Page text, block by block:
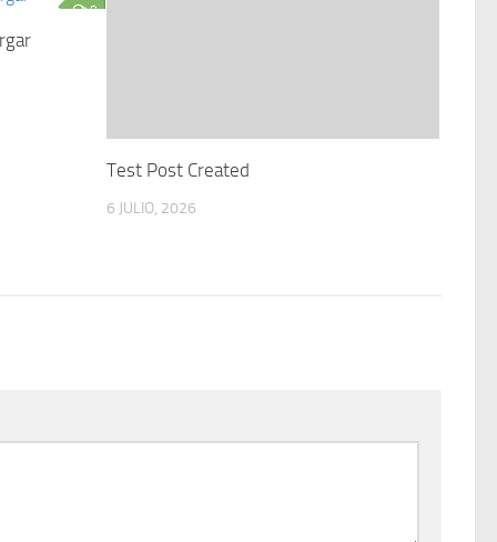
0
Test Post Created
6 JULIO, 2026